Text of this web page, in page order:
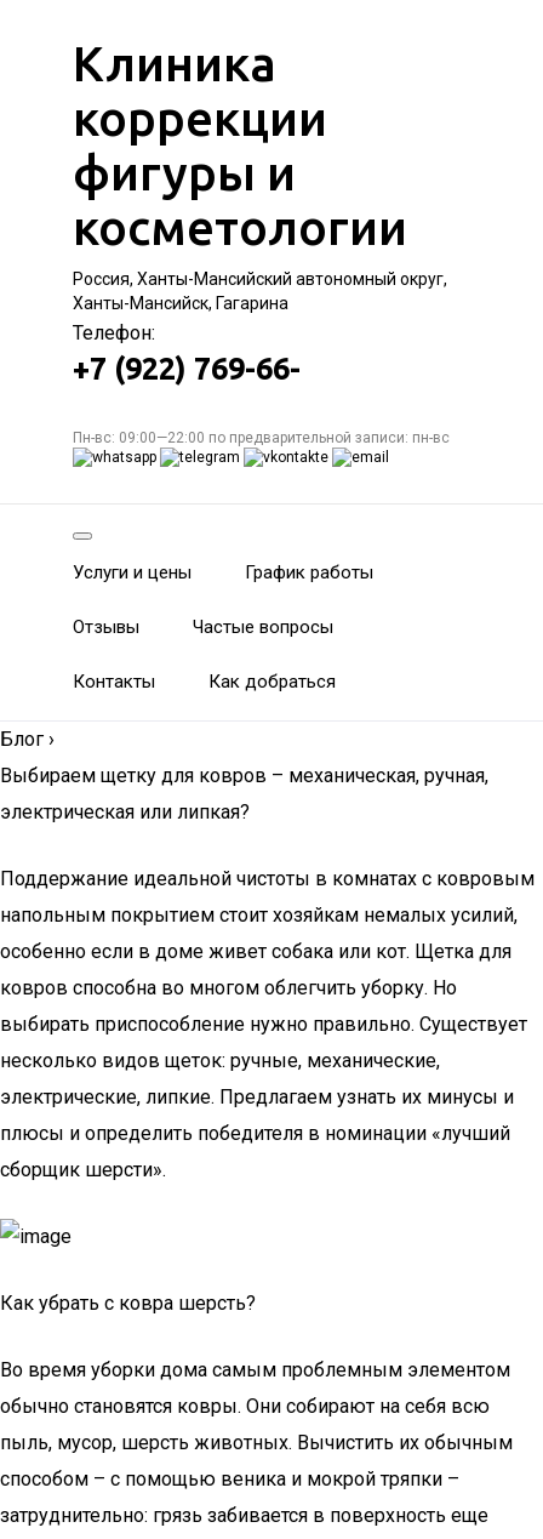
Клиника
коррекции
фигуры и
косметологии
Россия, Ханты-Мансийский автономный округ,
Ханты-Мансийск, Гагарина
Телефон:
+7 (922) 769-66-
Пн-вс: 09:00—22:00 по предварительной записи: пн-вс
Услуги и цены График работы
Отзывы Частые вопросы
Контакты Как добраться
Блог ›
Выбираем щетку для ковров – механическая, ручная,
электрическая или липкая?
Поддержание идеальной чистоты в комнатах с ковровым
напольным покрытием стоит хозяйкам немалых усилий,
особенно если в доме живет собака или кот. Щетка для
ковров способна во многом облегчить уборку. Но
выбирать приспособление нужно правильно. Существует
несколько видов щеток: ручные, механические,
электрические, липкие. Предлагаем узнать их минусы и
плюсы и определить победителя в номинации «лучший
сборщик шерсти».
Как убрать с ковра шерсть?
Во время уборки дома самым проблемным элементом
обычно становятся ковры. Они собирают на себя всю
пыль, мусор, шерсть животных. Вычистить их обычным
способом – с помощью веника и мокрой тряпки –
затруднительно: грязь забивается в поверхность еще